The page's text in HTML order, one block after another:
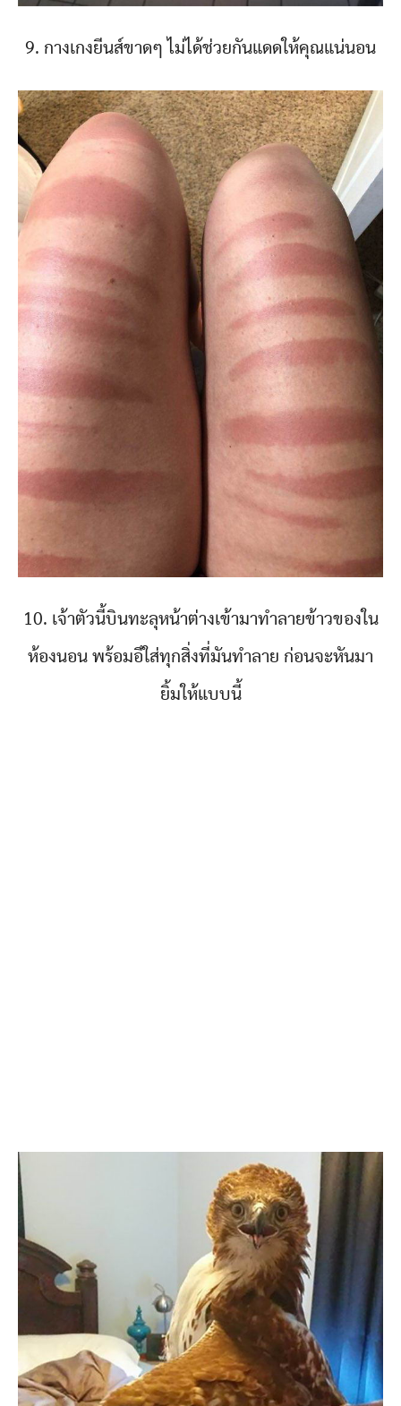
9. กางเกงยีนส์ขาดๆ ไม่ได้ช่วยกันแดดให้คุณแน่นอน
10. เจ้าตัวนี้บินทะลุหน้าต่างเข้ามาทำลายข้าวของใน
ห้องนอน พร้อมอึใส่ทุกสิ่งที่มันทำลาย ก่อนจะหันมา
ยิ้มให้แบบนี้